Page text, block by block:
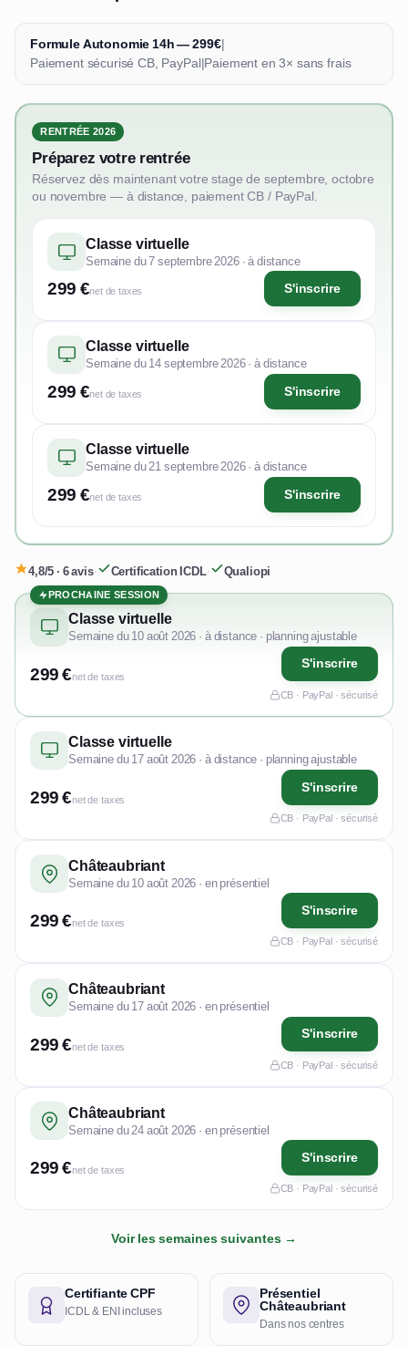
Formule Autonomie 14h — 299€|
Paiement sécurisé CB, PayPal|Paiement en 3× sans frais
RENTRÉE 2026
Préparez votre rentrée
Réservez dès maintenant votre stage de septembre, octobre
ou novembre — à distance, paiement CB / PayPal.
Classe virtuelle
Semaine du 7 septembre 2026 · à distance
299 €net de taxes S'inscrire
Classe virtuelle
Semaine du 14 septembre 2026 · à distance
299 €net de taxes S'inscrire
Classe virtuelle
Semaine du 21 septembre 2026 · à distance
299 €net de taxes S'inscrire
4,8/5 · 6 avis· Certification ICDL· Qualiopi
PROCHAINE SESSION
Classe virtuelle
Semaine du 10 août 2026 · à distance · planning ajustable
299 €net de taxes
S'inscrire
CB · PayPal · sécurisé
Classe virtuelle
Semaine du 17 août 2026 · à distance · planning ajustable
299 €net de taxes
S'inscrire
CB · PayPal · sécurisé
Châteaubriant
Semaine du 10 août 2026 · en présentiel
299 €net de taxes
S'inscrire
CB · PayPal · sécurisé
Châteaubriant
Semaine du 17 août 2026 · en présentiel
299 €net de taxes
S'inscrire
CB · PayPal · sécurisé
Châteaubriant
Semaine du 24 août 2026 · en présentiel
299 €net de taxes
S'inscrire
CB · PayPal · sécurisé
Voir les semaines suivantes →
Certifiante CPF
ICDL & ENI incluses
Présentiel
Châteaubriant
Dans nos centres